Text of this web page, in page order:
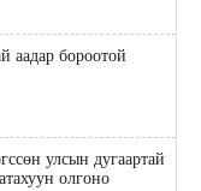
аадар бороотой
улсын дугаартай
олгоно